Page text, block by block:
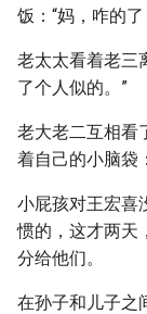
饭：“妈，咋的了
老太太看着老三
了个人似的。”
老大老二互相看
着自己的小脑袋
小屁孩对王宏喜
惯的，这才两天
分给他们。
在孙子和儿子之